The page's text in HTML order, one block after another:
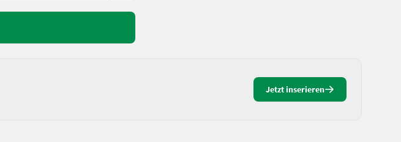
Jetzt inserieren